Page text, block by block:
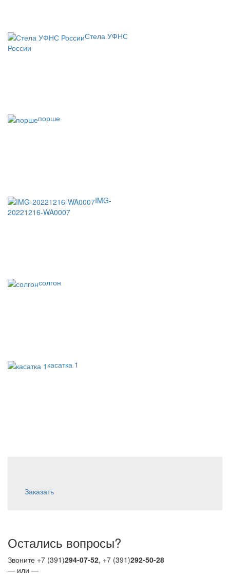
Стела УФНС
России
порше
IMG-
20221216-WA0007
солгон
касатка 1
Заказать
Остались вопросы?
Звоните +7 (391)294-07-52, +7 (391)292-50-28
— или —